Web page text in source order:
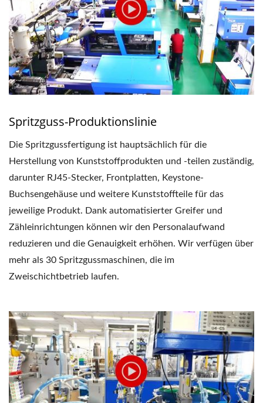
Spritzguss-Produktionslinie
Die Spritzgussfertigung ist hauptsächlich für die
Herstellung von Kunststoffprodukten und -teilen zuständig,
darunter RJ45-Stecker, Frontplatten, Keystone-
Buchsengehäuse und weitere Kunststoffteile für das
jeweilige Produkt. Dank automatisierter Greifer und
Zähleinrichtungen können wir den Personalaufwand
reduzieren und die Genauigkeit erhöhen. Wir verfügen über
mehr als 30 Spritzgussmaschinen, die im
Zweischichtbetrieb laufen.